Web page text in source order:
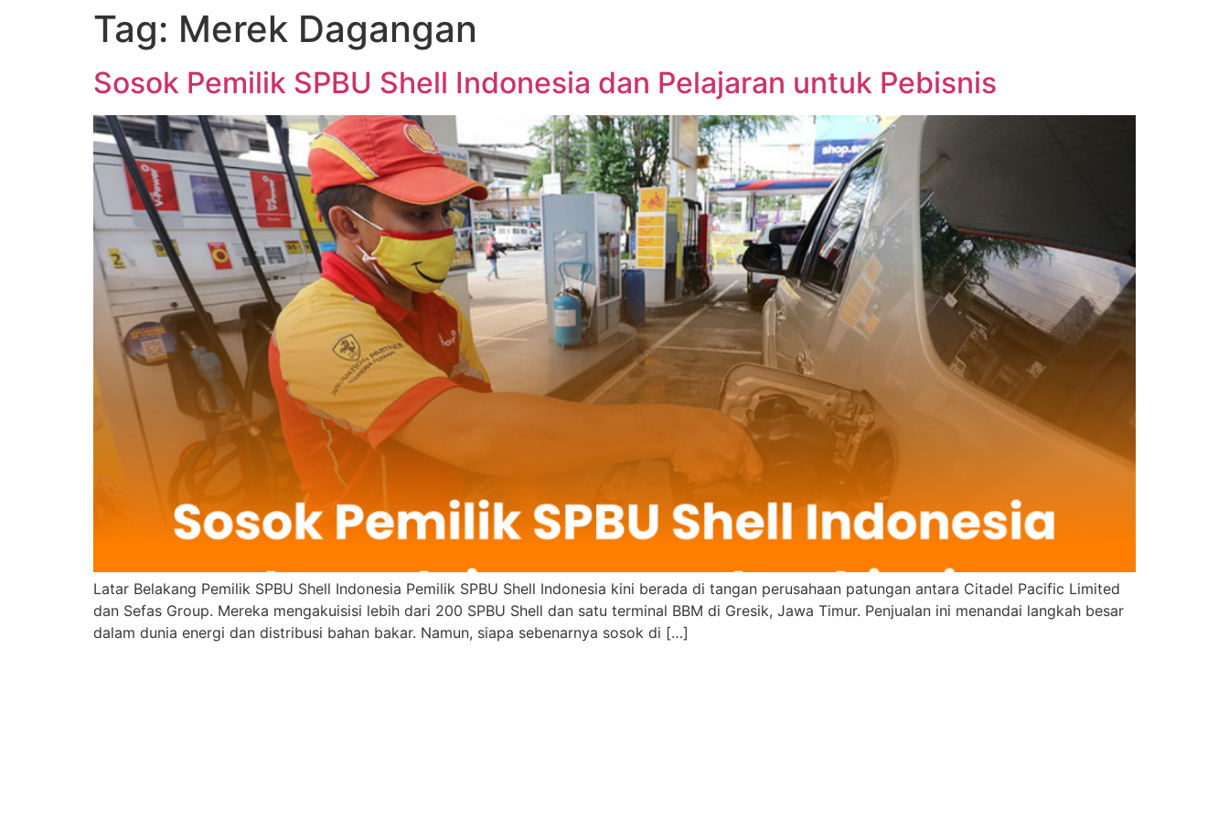
Tag: Merek Dagangan
Sosok Pemilik SPBU Shell Indonesia dan Pelajaran untuk Pebisnis
Latar Belakang Pemilik SPBU Shell Indonesia Pemilik SPBU Shell Indonesia kini berada di tangan perusahaan patungan antara Citadel Pacific Limited
dan Sefas Group. Mereka mengakuisisi lebih dari 200 SPBU Shell dan satu terminal BBM di Gresik, Jawa Timur. Penjualan ini menandai langkah besar
dalam dunia energi dan distribusi bahan bakar. Namun, siapa sebenarnya sosok di […]